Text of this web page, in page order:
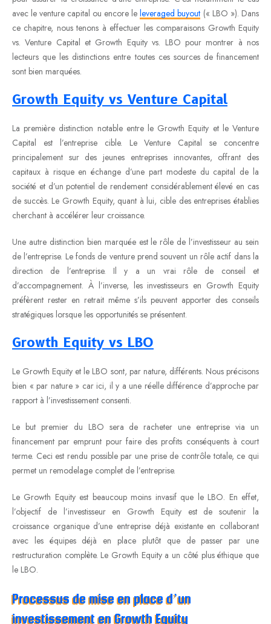
avec le venture capital ou encore leleveraged buyout (« LBO »). Dans
ce chapitre, nous tenons à effectuer les comparaisons Growth Equity
vs. Venture Capital et Growth Equity vs. LBO pour montrer à nos
lecteurs que les distinctions entre toutes ces sources de financement
sont bien marquées.
Growth Equity vs Venture Capital
La première distinction notable entre le Growth Equity et le Venture
Capital est l’entreprise cible. Le Venture Capital se concentre
principalement sur des jeunes entreprises innovantes, offrant des
capitaux à risque en échange d’une part modeste du capital de la
société et d’un potentiel de rendement considérablement élevé en cas
de succès. Le Growth Equity, quant à lui, cible des entreprises établies
cherchant à accélérer leur croissance.
Une autre distinction bien marquée est le rôle de l’investisseur au sein
de l’entreprise. Le fonds de venture prend souvent un rôle actif dans la
direction de l’entreprise. Il y a un vrai rôle de conseil et
d’accompagnement. À l’inverse, les investisseurs en Growth Equity
préfèrent rester en retrait même s’ils peuvent apporter des conseils
stratégiques lorsque les opportunités se présentent.
Growth Equity vs LBO
Le Growth Equity et le LBO sont, par nature, différents. Nous précisons
bien « par nature » car ici, il y a une réelle différence d’approche par
rapport à l’investissement consenti.
Le but premier du LBO sera de racheter une entreprise via un
financement par emprunt pour faire des profits conséquents à court
terme. Ceci est rendu possible par une prise de contrôle totale, ce qui
permet un remodelage complet de l’entreprise.
Le Growth Equity est beaucoup moins invasif que le LBO. En effet,
l’objectif de l’investisseur en Growth Equity est de soutenir la
croissance organique d’une entreprise déjà existante en collaborant
avec les équipes déjà en place plutôt que de passer par une
restructuration complète. Le Growth Equity a un côté plus éthique que
le LBO.
Processus de mise en place d’un
investissement en Growth Equity